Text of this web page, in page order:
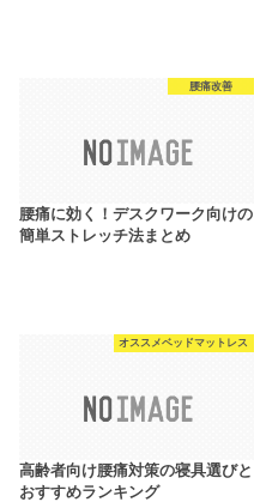
腰痛改善
腰痛に効く！デスクワーク向けの
簡単ストレッチ法まとめ
オススメベッドマットレス
高齢者向け腰痛対策の寝具選びと
おすすめランキング